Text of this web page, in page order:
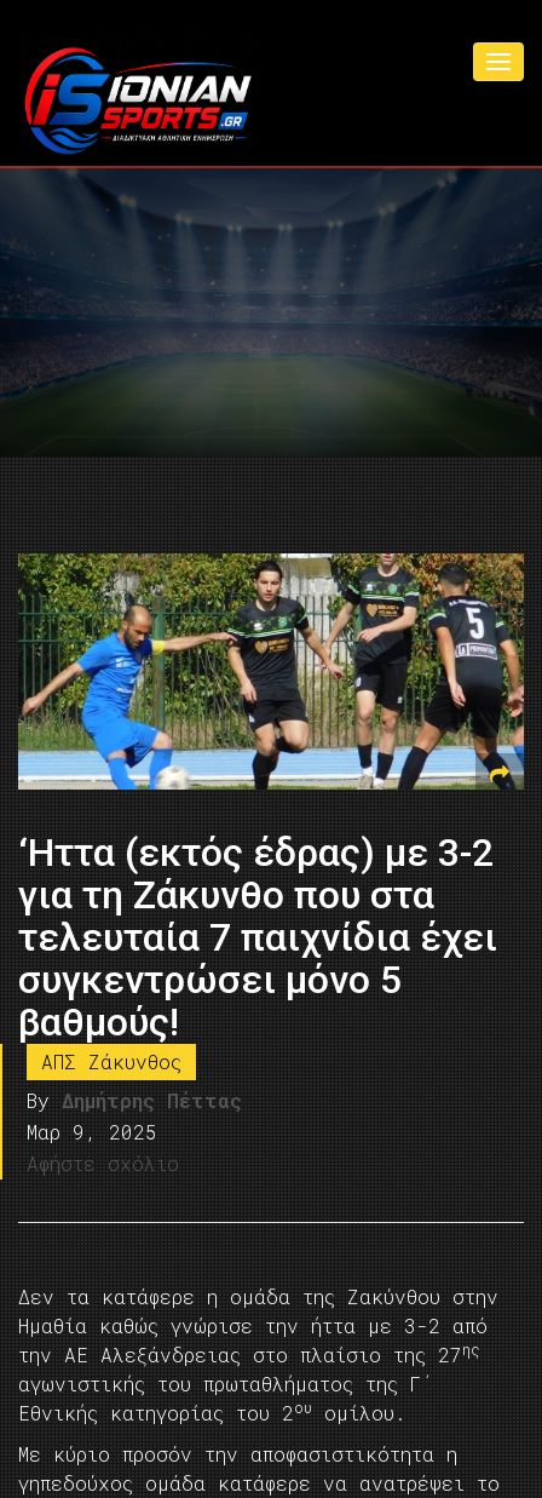
‘Hττα (εκτός έδρας) με 3-2
για τη Ζάκυνθο που στα
τελευταία 7 παιχνίδια έχει
συγκεντρώσει μόνο 5
βαθμούς!
ΑΠΣ Ζάκυνθος
By Δημήτρης Πέττας
Μαρ 9, 2025
Αφήστε σχόλιο
Δεν τα κατάφερε η ομάδα της Ζακύνθου στην
Ημαθία καθώς γνώρισε την ήττα με 3-2 από
την ΑΕ Αλεξάνδρειας στο πλαίσιο της 27ης
αγωνιστικής του πρωταθλήματος της Γ΄
Εθνικής κατηγορίας του 2ου
ομίλου.
Με κύριο προσόν την αποφασιστικότητα η
γηπεδούχος ομάδα κατάφερε να ανατρέψει το